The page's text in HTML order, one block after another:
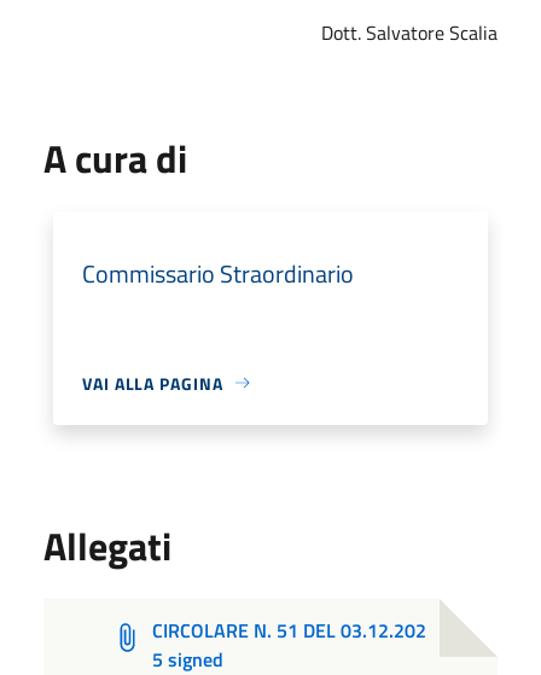
Dott. Salvatore Scalia
A cura di
Commissario Straordinario
VAI ALLA PAGINA
Allegati
CIRCOLARE N. 51 DEL 03.12.202
5 signed